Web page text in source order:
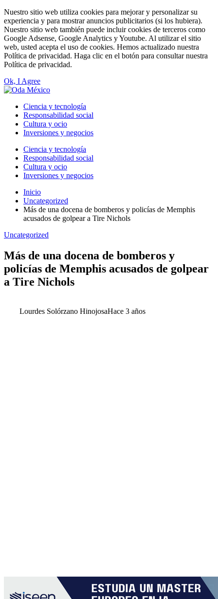
Nuestro sitio web utiliza cookies para mejorar y personalizar su
experiencia y para mostrar anuncios publicitarios (si los hubiera).
Nuestro sitio web también puede incluir cookies de terceros como
Google Adsense, Google Analytics y Youtube. Al utilizar el sitio
web, usted acepta el uso de cookies. Hemos actualizado nuestra
Política de privacidad. Haga clic en el botón para consultar nuestra
Política de privacidad.
Ok, I Agree
Ciencia y tecnología
Responsabilidad social
Cultura y ocio
Inversiones y negocios
Ciencia y tecnología
Responsabilidad social
Cultura y ocio
Inversiones y negocios
Inicio
Uncategorized
Más de una docena de bomberos y policías de Memphis
acusados ​​de golpear a Tire Nichols
Uncategorized
Más de una docena de bomberos y
policías de Memphis acusados ​​de golpear
a Tire Nichols
Lourdes Solórzano HinojosaHace 3 años